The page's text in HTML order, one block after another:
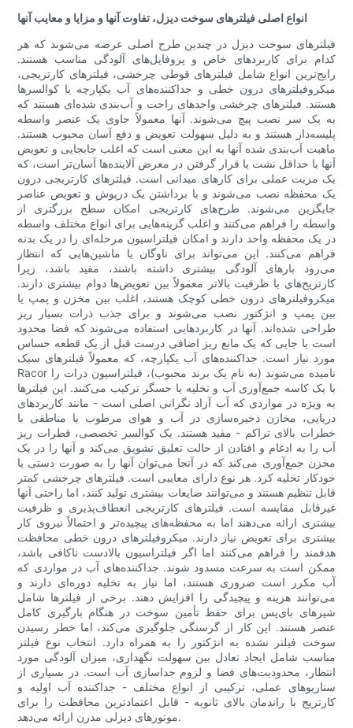
انواع اصلی فیلترهای سوخت دیزل، تفاوت آنها و مزایا و معایب آنها
فیلترهای سوخت دیزل در چندین طرح اصلی عرضه می‌شوند که هر
کدام برای کاربردهای خاص و پروفایل‌های آلودگی مناسب هستند.
رایج‌ترین انواع شامل فیلترهای قوطی چرخشی، فیلترهای کارتریجی،
میکروفیلترهای درون خطی و جداکننده‌های آب یکپارچه یا کوالسرها
هستند. فیلترهای چرخشی واحدهای راحت و آب‌بندی شده‌ای هستند که
به یک سر نصب پیچ می‌شوند. آنها معمولاً حاوی یک عنصر واسطه
پلیسه‌دار هستند و به دلیل سهولت تعویض و دفع آسان محبوب هستند.
ماهیت آب‌بندی شده آنها به این معنی است که اغلب جابجایی و تعویض
آنها با حداقل نشت یا قرار گرفتن در معرض آلاینده‌ها آسان‌تر است، که
یک مزیت عملی برای کارهای میدانی است. فیلترهای کارتریجی درون
یک محفظه نصب می‌شوند و با برداشتن یک درپوش و تعویض عناصر
جایگزین می‌شوند. طرح‌های کارتریجی امکان سطح بزرگتری از
واسطه را فراهم می‌کنند و اغلب گزینه‌هایی برای انواع مختلف واسطه
در یک محفظه واحد دارند و امکان فیلتراسیون مرحله‌ای را در یک بدنه
فراهم می‌کنند. این می‌تواند برای ناوگان یا ماشین‌هایی که انتظار
می‌رود بارهای آلودگی بیشتری داشته باشند، مفید باشد، زیرا
کارتریج‌های با ظرفیت بالاتر معمولاً بین تعویض‌ها دوام بیشتری دارند.
میکروفیلترهای درون خطی کوچک هستند، اغلب بین مخزن و پمپ یا
بین پمپ و انژکتور نصب می‌شوند و برای جذب ذرات بسیار ریز
طراحی شده‌اند. آنها در کاربردهایی استفاده می‌شوند که فضا محدود
است یا جایی که یک مانع ریز اضافی درست قبل از یک قطعه حساس
مورد نیاز است. جداکننده‌های آب یکپارچه، که معمولاً فیلترهای سبک
Racor نامیده می‌شوند (به نام یک برند محبوب)، فیلتراسیون ذرات را
با یک کاسه جمع‌آوری آب و تخلیه یا حسگر ترکیب می‌کنند. این فیلترها
به ویژه در مواردی که آب آزاد نگرانی اصلی است - مانند کاربردهای
دریایی، مخازن ذخیره‌سازی در آب و هوای مرطوب یا مناطقی با
خطرات بالای تراکم - مفید هستند. یک کوالسر تخصصی، قطرات ریز
آب را به ادغام و افتادن از حالت تعلیق تشویق می‌کند و آنها را در یک
مخزن جمع‌آوری می‌کند که در آنجا می‌توان آنها را به صورت دستی یا
خودکار تخلیه کرد. هر نوع دارای معایبی است. فیلترهای چرخشی کمتر
قابل تنظیم هستند و می‌توانند ضایعات بیشتری تولید کنند، اما راحتی آنها
غیرقابل مقایسه است. فیلترهای کارتریجی انعطاف‌پذیری و ظرفیت
بیشتری ارائه می‌دهند اما به محفظه‌های پیچیده‌تر و احتمالاً نیروی کار
بیشتری برای تعویض نیاز دارند. میکروفیلترهای درون خطی محافظت
هدفمند را فراهم می‌کنند اما اگر فیلتراسیون بالادست ناکافی باشد،
ممکن است به سرعت مسدود شوند. جداکننده‌های آب در مواردی که
آب مکرر است ضروری هستند، اما نیاز به تخلیه دوره‌ای دارند و
می‌توانند هزینه و پیچیدگی را افزایش دهند. برخی از فیلترها شامل
شیرهای بای‌پس برای حفظ تأمین سوخت در هنگام بارگیری کامل
عنصر هستند. این کار از گرسنگی جلوگیری می‌کند، اما خطر رسیدن
سوخت فیلتر نشده به انژکتور را به همراه دارد. انتخاب نوع فیلتر
مناسب شامل ایجاد تعادل بین سهولت نگهداری، میزان آلودگی مورد
انتظار، محدودیت‌های فضا و لزوم جداسازی آب است. در بسیاری از
سناریوهای عملی، ترکیبی از انواع مختلف - جداکننده آب اولیه و
کارتریج با راندمان بالای ثانویه - قابل اعتمادترین محافظت را برای
موتورهای دیزلی مدرن ارائه می‌دهد.